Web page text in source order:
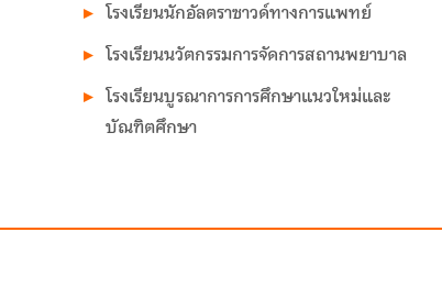
โรงเรียนนักอัลตราซาวด์ทางการแพทย์
โรงเรียนนวัตกรรมการจัดการสถานพยาบาล
โรงเรียนบูรณาการการศึกษาแนวใหม่และ
บัณฑิตศึกษา